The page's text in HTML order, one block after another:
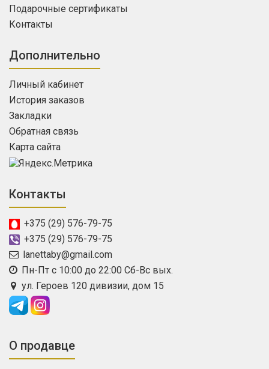
Подарочные сертификаты
Контакты
Дополнительно
Личный кабинет
История заказов
Закладки
Обратная связь
Карта сайта
Контакты
+375 (29) 576-79-75
+375 (29) 576-79-75
lanettaby@gmail.com
Пн-Пт с 10:00 до 22:00 Сб-Вс вых.
ул. Героев 120 дивизии, дом 15
О продавце